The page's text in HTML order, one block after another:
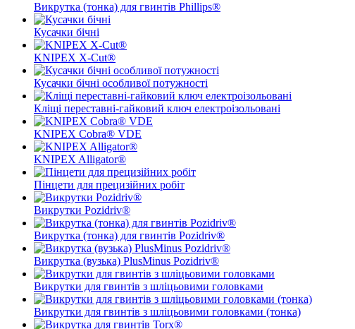
Викрутка (тонка) для гвинтів Phillips®
Кусачки бічні
KNIPEX X-Cut®
Кусачки бічні особливої ​​потужності
Кліщі переставні-гайковий ключ електроізольовані
KNIPEX Cobra® VDE
KNIPEX Alligator®
Пінцети для прецизійних робіт
Викрутки Pozidriv®
Викрутка (тонка) для гвинтів Pozidriv®
Викрутка (вузька) PlusMinus Pozidriv®
Викрутки для гвинтів з шліцьовими головками
Викрутки для гвинтів з шліцьовими головками (тонка)